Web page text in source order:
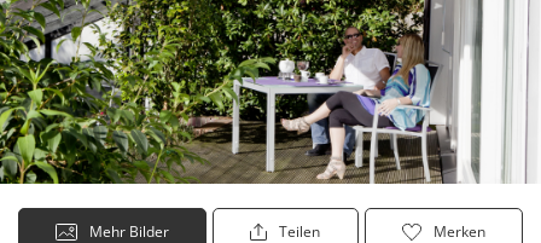
Mehr Bilder Teilen Merken